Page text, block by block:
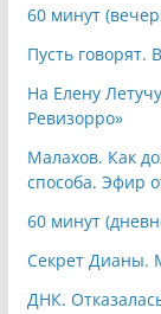
60 минут
Пусть говорят.
На Елену
Ревизорро»
Малахов. Как
способа. Эфир
60 минут
Секрет Дианы.
ДНК.